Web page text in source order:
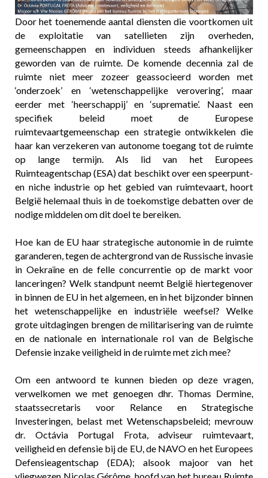
Door het toenemende aantal diensten die voortkomen uit
de exploitatie van satellieten zijn overheden,
gemeenschappen en individuen steeds afhankelijker
geworden van de ruimte. De komende decennia zal de
ruimte niet meer zozeer geassocieerd worden met
‘onderzoek’ en ‘wetenschappelijke verovering’, maar
eerder met ‘heerschappij’ en ‘suprematie’. Naast een
specifiek beleid moet de Europese
ruimtevaartgemeenschap een strategie ontwikkelen die
haar kan verzekeren van autonome toegang tot de ruimte
op lange termijn. Als lid van het Europees
Ruimteagentschap (ESA) dat beschikt over een speerpunt-
en niche industrie op het gebied van ruimtevaart, hoort
België helemaal thuis in de toekomstige debatten over de
nodige middelen om dit doel te bereiken.
Hoe kan de EU haar strategische autonomie in de ruimte
garanderen, tegen de achtergrond van de Russische invasie
in Oekraïne en de felle concurrentie op de markt voor
lanceringen? Welk standpunt neemt België hiertegenover
in binnen de EU in het algemeen, en in het bijzonder binnen
het wetenschappelijke en industriële weefsel? Welke
grote uitdagingen brengen de militarisering van de ruimte
en de nationale en internationale rol van de Belgische
Defensie inzake veiligheid in de ruimte met zich mee?
Om een antwoord te kunnen bieden op deze vragen,
verwelkomen we met genoegen dhr. Thomas Dermine,
staatssecretaris voor Relance en Strategische
Investeringen, belast met Wetenschapsbeleid; mevrouw
dr. Octávia Portugal Frota, adviseur ruimtevaart,
veiligheid en defensie bij de EU, de NAVO en het Europees
Defensieagentschap (EDA); alsook majoor van het